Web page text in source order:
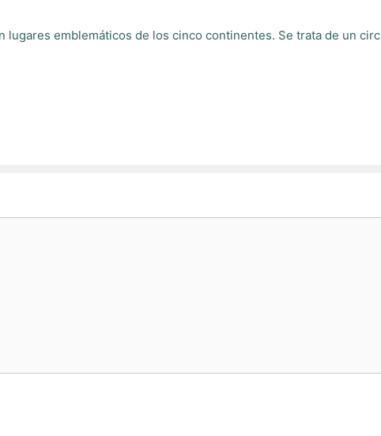
lugares emblemáticos de los cinco continentes. Se trata de un